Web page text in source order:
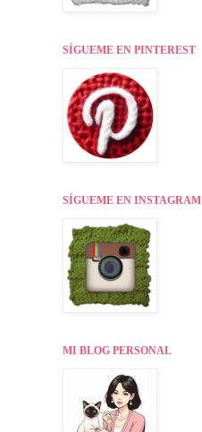
SÍGUEME EN PINTEREST
SÍGUEME EN INSTAGRAM
MI BLOG PERSONAL